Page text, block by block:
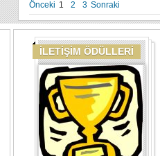
Önceki 1 2 3 Sonraki
İLETİŞİM ÖDÜLLERİ